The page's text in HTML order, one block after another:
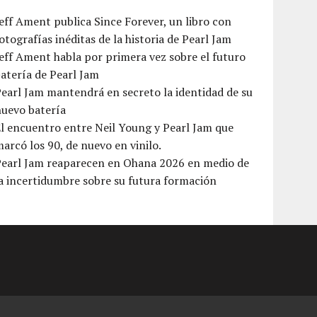
Ament publica Since Forever, un libro con
inéditas de la historia de Pearl Jam
Ament habla por primera vez sobre el futuro
de Pearl Jam
Jam mantendrá en secreto la identidad de su
batería
encuentro entre Neil Young y Pearl Jam que
los 90, de nuevo en vinilo.
Jam reaparecen en Ohana 2026 en medio de
incertidumbre sobre su futura formación